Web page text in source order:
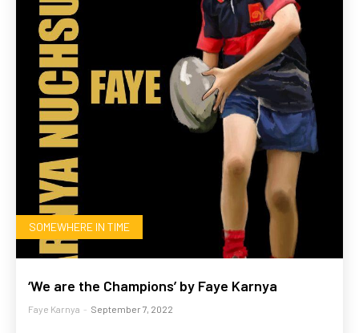
SOMEWHERE IN TIME
‘We are the Champions’ by Faye Karnya
Faye Karnya - September 7, 2022